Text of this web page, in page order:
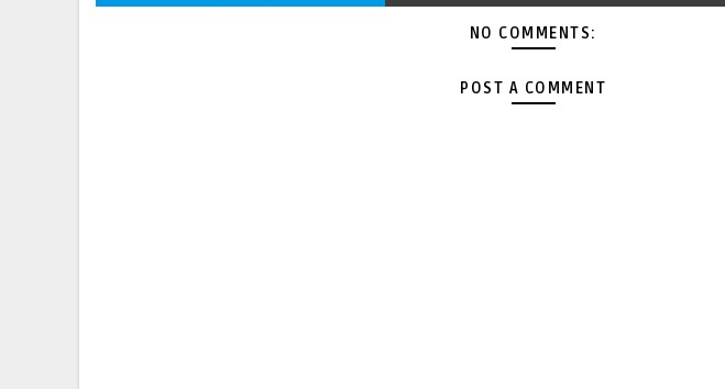
NO COMMENTS:
POST A COMMENT